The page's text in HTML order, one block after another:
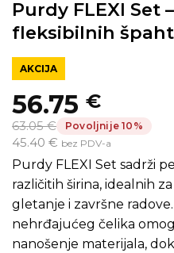
Purdy FLEXI Set
fleksibilnih
AKCIJA
Izvorna
cijena
bila
je:
63.05 €.
56.75 €
Trenutna
cijena
je:
56.75 €.
63.05 € Povoljnije 10%
45.40 € bez PDV-a
Purdy FLEXI Set sadrži
različitih širina, idealnih
gletanje i završne
nehrđajućeg čelika
nanošenje materijala,